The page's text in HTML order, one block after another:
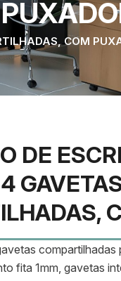
COM
DE
compartilhadas
fita 1mm, gavetas